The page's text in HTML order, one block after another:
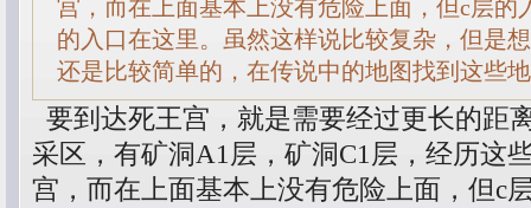
宫，而在上面基本上没有危险上面，但c层的
的入口在这里。虽然这样说比较复杂，但是
还是比较简单的，在传说中的地图找到这些
要到达死王宫，就是需要经过更长的距
采区，有矿洞A1层，矿洞C1层，经历这
宫，而在上面基本上没有危险上面，但c